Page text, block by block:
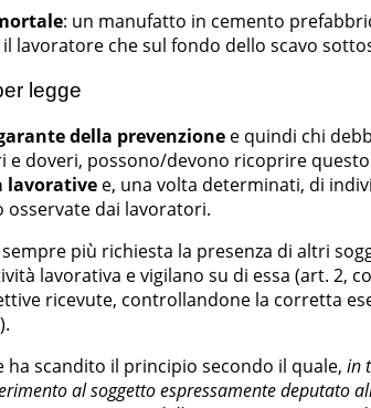
: un manufatto in cemento
lavoratore che sul fondo dello scavo
legge
della prevenzione e quindi chi
doveri, possono/devono ricoprire
lavorative e, una volta determinati, di
osservate dai lavoratori.
più richiesta la presenza di altri
lavorativa e vigilano su di essa (art. 2,
ricevute, controllandone la corretta
scandito il principio secondo il quale, in
al soggetto espressamente deputato